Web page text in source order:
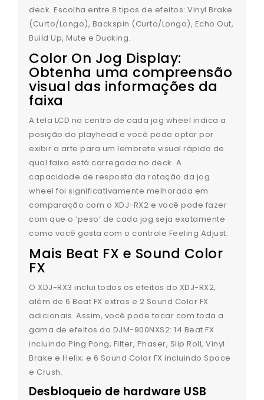
deck. Escolha entre 8 tipos de efeitos: Vinyl Brake
(Curto/Longo), Backspin (Curto/Longo), Echo Out,
Build Up, Mute e Ducking.
Color On Jog Display:
Obtenha uma compreensão
visual das informações da
faixa
A tela LCD no centro de cada jog wheel indica a
posição do playhead e você pode optar por
exibir a arte para um lembrete visual rápido de
qual faixa está carregada no deck. A
capacidade de resposta da rotação da jog
wheel foi significativamente melhorada em
comparação com o XDJ-RX2 e você pode fazer
com que o ‘peso’ de cada jog seja exatamente
como você gosta com o controle Feeling Adjust.
Mais Beat FX e Sound Color
FX
O XDJ-RX3 inclui todos os efeitos do XDJ-RX2,
além de 6 Beat FX extras e 2 Sound Color FX
adicionais. Assim, você pode tocar com toda a
gama de efeitos do DJM-900NXS2: 14 Beat FX
incluindo Ping Pong, Filter, Phaser, Slip Roll, Vinyl
Brake e Helix; e 6 Sound Color FX incluindo Space
e Crush.
Desbloqueio de hardware USB